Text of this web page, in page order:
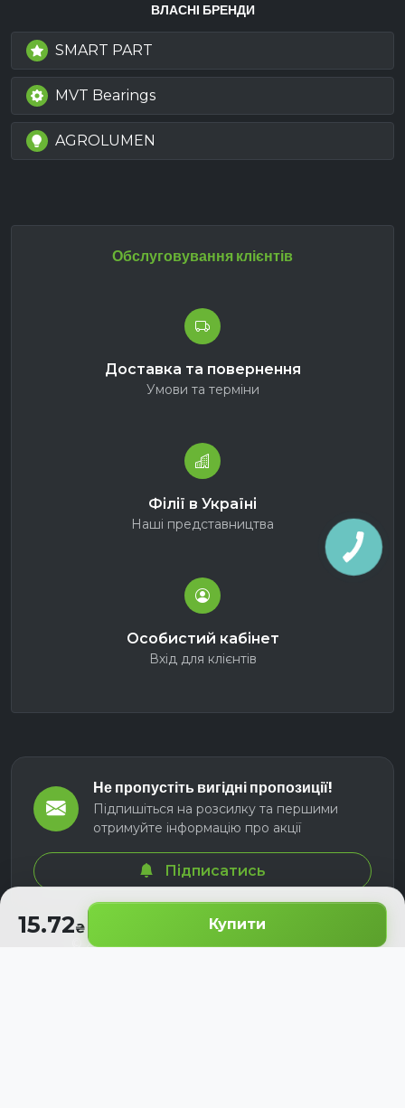
15.72 Купити
ВЛАСНІ БРЕНДИ
SMART PART
MVT Bearings
AGROLUMEN
Обслуговування клієнтів
Доставка та повернення
Умови та терміни
Філії в Україні
Наші представництва
Особистий кабінет
Вхід для клієнтів
Не пропустіть вигідні пропозиції!
Підпишіться на розсилку та першими
отримуйте інформацію про акції
Підписатись
© 2026 СЕЛМ АГРО. Всі права захищені.